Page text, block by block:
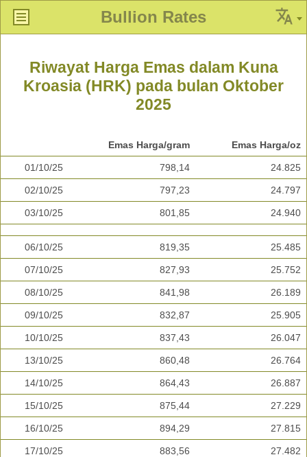
Bullion Rates
Riwayat Harga Emas dalam Kuna
Kroasia (HRK) pada bulan Oktober
2025
Emas Harga/gram Emas Harga/oz
01/10/25 798,14 24.825
02/10/25 797,23 24.797
03/10/25 801,85 24.940
06/10/25 819,35 25.485
07/10/25 827,93 25.752
08/10/25 841,98 26.189
09/10/25 832,87 25.905
10/10/25 837,43 26.047
13/10/25 860,48 26.764
14/10/25 864,43 26.887
15/10/25 875,44 27.229
16/10/25 894,29 27.815
17/10/25 883,56 27.482